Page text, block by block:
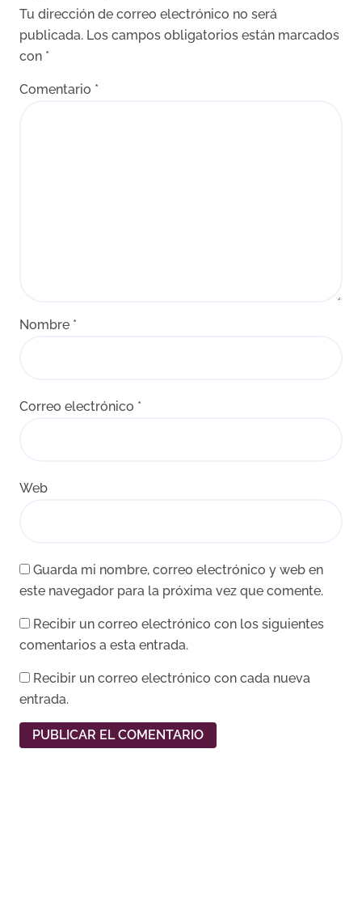
Tu dirección de correo electrónico no será
publicada. Los campos obligatorios están marcados
con *
Comentario *
Nombre *
Correo electrónico *
Web
Guarda mi nombre, correo electrónico y web en
este navegador para la próxima vez que comente.
Recibir un correo electrónico con los siguientes
comentarios a esta entrada.
Recibir un correo electrónico con cada nueva
entrada.